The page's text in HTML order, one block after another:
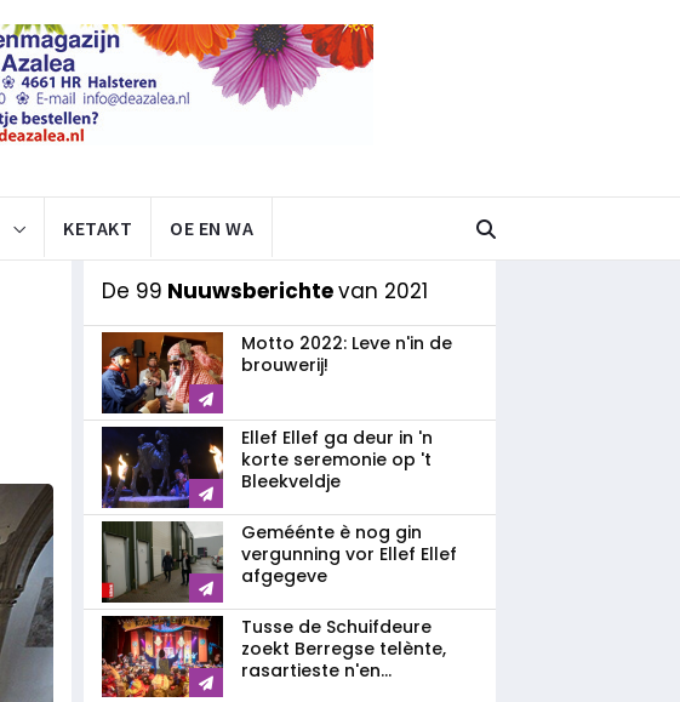
KETAKT OE EN WA
De 99 Nuuwsberichtevan 2021
Motto 2022: Leve n'in de
brouwerij!
Ellef Ellef ga deur in 'n
korte seremonie op 't
Bleekveldje
Geméénte è nog gin
vergunning vor Ellef Ellef
afgegeve
Tusse de Schuifdeure
zoekt Berregse telènte,
rasartieste n'en...